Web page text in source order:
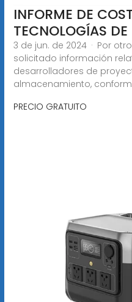
INFORME DE
TECNOLOGÍAS DE
3 de jun. de 2024 · Por
solicitado información
desarrolladores de
almacenamiento,
PRECIO GRATUITO